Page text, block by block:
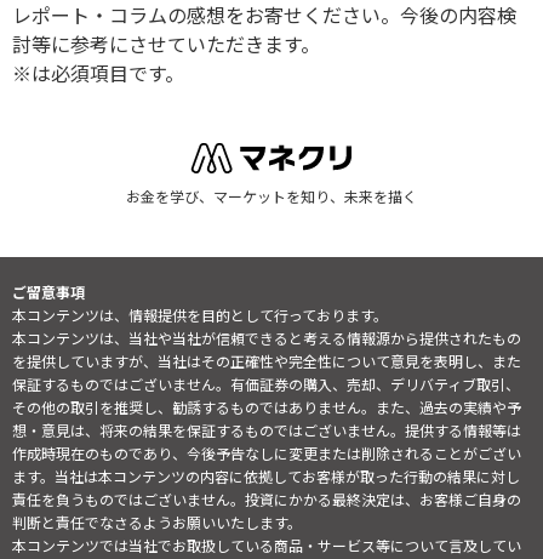
レポート・コラムの感想をお寄せください。今後の内容検
討等に参考にさせていただきます。
※は必須項目です。
お金を学び、マーケットを知り、未来を描く
ご留意事項
本コンテンツは、情報提供を目的として行っております。
本コンテンツは、当社や当社が信頼できると考える情報源から提供されたもの
を提供していますが、当社はその正確性や完全性について意見を表明し、また
保証するものではございません。有価証券の購入、売却、デリバティブ取引、
その他の取引を推奨し、勧誘するものではありません。また、過去の実績や予
想・意見は、将来の結果を保証するものではございません。提供する情報等は
作成時現在のものであり、今後予告なしに変更または削除されることがござい
ます。当社は本コンテンツの内容に依拠してお客様が取った行動の結果に対し
責任を負うものではございません。投資にかかる最終決定は、お客様ご自身の
判断と責任でなさるようお願いいたします。
本コンテンツでは当社でお取扱している商品・サービス等について言及してい